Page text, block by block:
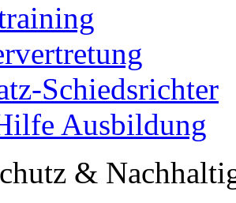
Schiedsrichter
Ausbildung
&